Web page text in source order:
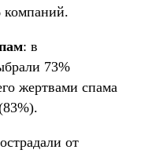
компаний.
: в
73%
жертвами спама
от